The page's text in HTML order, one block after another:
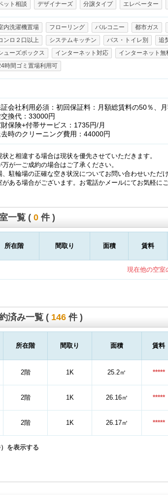
ット相談 デザイナーズ 分譲タイプ エレベーター
内洗濯機置場 フローリング バルコニー 都市ガス
ンロ２口以上
システムキッチン バス・トイレ別 追
ューズボックス
インターネット対応 インターネット無
時間ゴミ置場利用可
会社利用必須：初回保証料：月額総賃料の50％、
換代：33000円
保険+付帯サービス：1735円/月
時のクリーニング費用：44000円
と相違する場合は現状を優先させていただきます。
が一ご成約の場合はご了承ください。
駐輪場の正確な空き状況についてお問い合わせいただけ
ある場合がございます。お電話かメールにてお気軽にご
一覧 ( 0 件 )
所在階 間取り 面積 賃料
現在他の空室
済み一覧 ( 146 件 )
所在階 間取り 面積 賃料
2階 1K 25.2㎡ *****
2階 1K 26.16㎡ *****
2階 1K 26.17㎡ *****
を表示する